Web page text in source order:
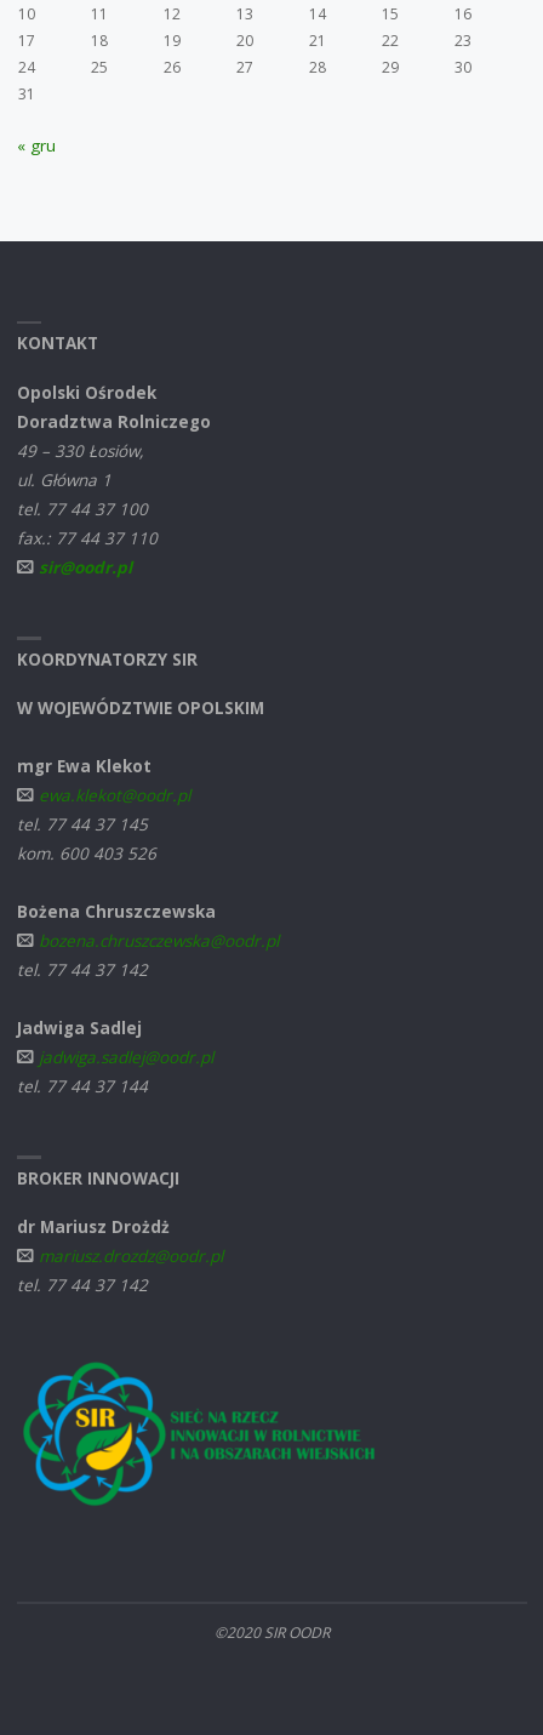
10
11 12 13 14 15
16
17
18 19 20 21 22
23
24
25 26 27 28 29
30
31
« gru
KONTAKT
Opolski Ośrodek
Doradztwa Rolniczego
49 – 330 Łosiów,
ul. Główna 1
tel. 77 44 37 100
fax.: 77 44 37 110
sir@oodr.pl
KOORDYNATORZY SIR
W WOJEWÓDZTWIE OPOLSKIM
mgr Ewa Klekot
ewa.klekot@oodr.pl
tel. 77 44 37 145
kom. 600 403 526
Bożena Chruszczewska
bozena.chruszczewska@oodr.pl
tel. 77 44 37 142
Jadwiga Sadlej
jadwiga.sadlej@oodr.pl
tel. 77 44 37 144
BROKER INNOWACJI
dr Mariusz Drożdż
mariusz.drozdz@oodr.pl
tel. 77 44 37 142
©2020 SIR OODR